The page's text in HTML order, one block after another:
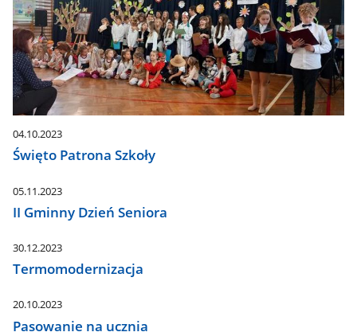
04.10.2023
Święto Patrona Szkoły
05.11.2023
II Gminny Dzień Seniora
30.12.2023
Termomodernizacja
20.10.2023
Pasowanie na ucznia